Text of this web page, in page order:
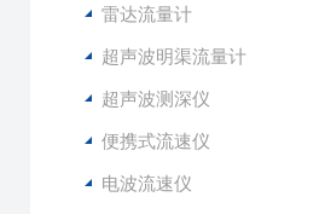
雷达流量计
超声波明渠流量计
超声波测深仪
便携式流速仪
电波流速仪